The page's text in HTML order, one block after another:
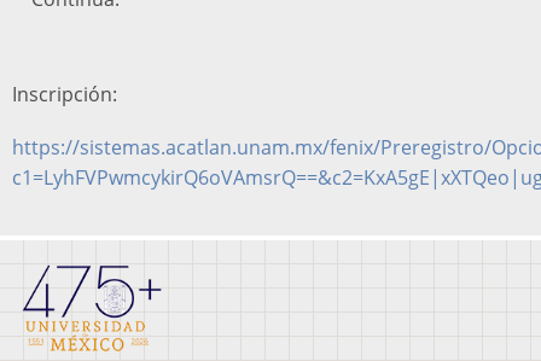
Inscripción:
https://sistemas.acatlan.unam.mx/fenix/Preregistro/